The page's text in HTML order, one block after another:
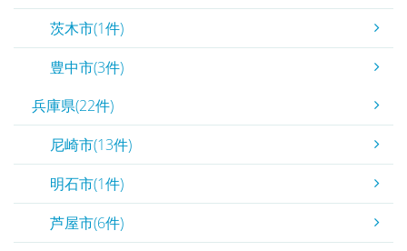
茨木市(1件)
豊中市(3件)
兵庫県(22件)
尼崎市(13件)
明石市(1件)
芦屋市(6件)